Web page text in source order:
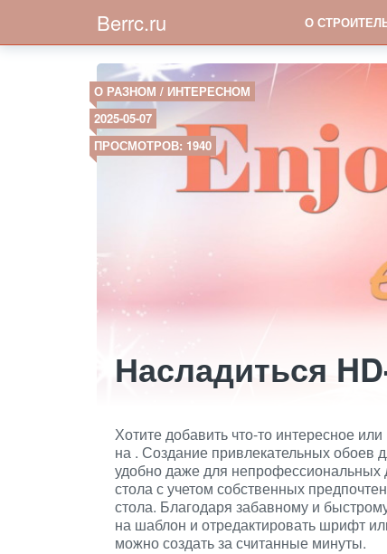
Berrc.ru О
О РАЗНОМ / ИНТЕРЕСНОМ
2025-05-07
ПРОСМОТРОВ: 1940
Насладиться
Хотите добавить что-то интересное
на . Создание привлекательных обоев
удобно даже для непрофессиональных
стола с учетом собственных
стола. Благодаря забавному и
на шаблон и отредактировать шрифт
можно создать за считанные минуты.